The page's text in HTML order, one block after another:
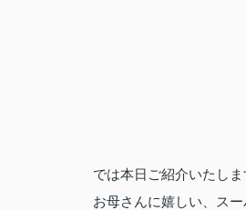
では本日ご紹介いたしま
お母さんに嬉しい、ス